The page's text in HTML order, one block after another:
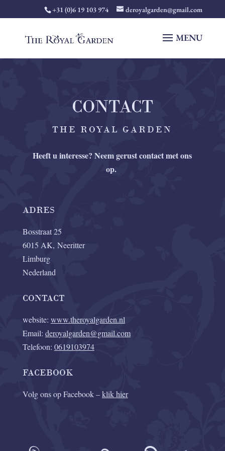
+31 (0)6 19 103 974 deroyalgarden@gmail.com
CONTACT
THE ROYAL GARDEN
Heeft u interesse? Neem gerust contact met ons
op.
ADRES
Bosstraat 25
6015 AK, Neeritter
Limburg
Nederland
CONTACT
website: www.theroyalgarden.nl
Email: deroyalgarden@gmail.com
Telefoon: 0619103974
FACEBOOK
Volg ons op Facebook –klik hier